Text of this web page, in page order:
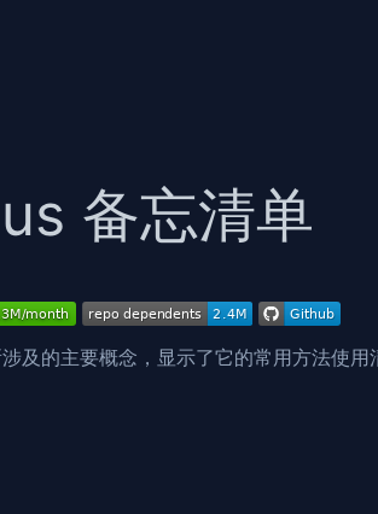
备忘清单
及的主要概念，显示了它的常用方法使用